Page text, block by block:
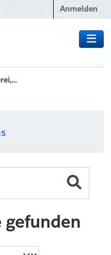
Anmelden
gefunden